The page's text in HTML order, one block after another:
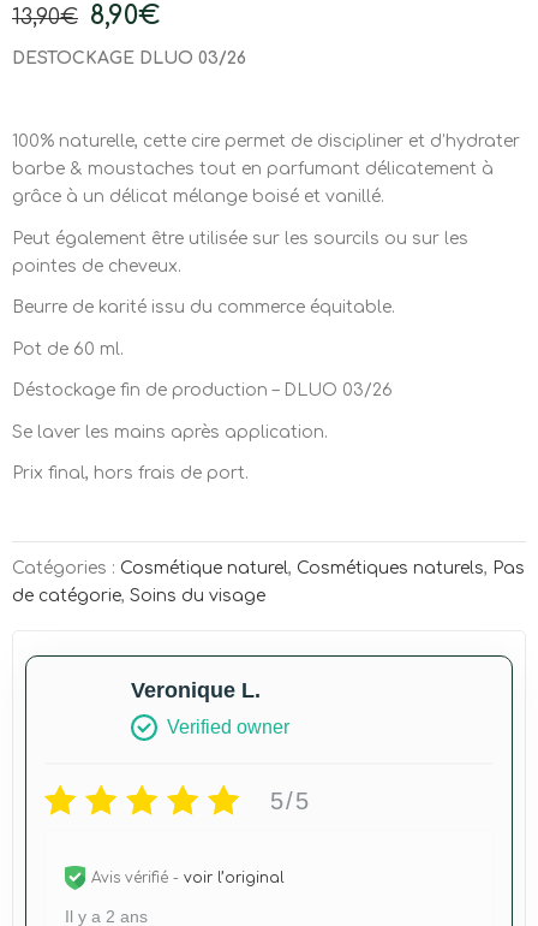
notations
client
13,90€ 8,90€
DESTOCKAGE DLUO 03/26
100% naturelle, cette cire permet de discipliner et d’hydrater
barbe & moustaches tout en parfumant délicatement à
grâce à un délicat mélange boisé et vanillé.
Peut également être utilisée sur les sourcils ou sur les
pointes de cheveux.
Beurre de karité issu du commerce équitable.
Pot de 60 ml.
Déstockage fin de production – DLUO 03/26
Se laver les mains après application.
Prix final, hors frais de port.
Catégories : Cosmétique naturel, Cosmétiques naturels, Pas
de catégorie, Soins du visage
Veronique L.
Verified owner
5/5
Avis vérifié - voir l’original
Il y a 2 ans